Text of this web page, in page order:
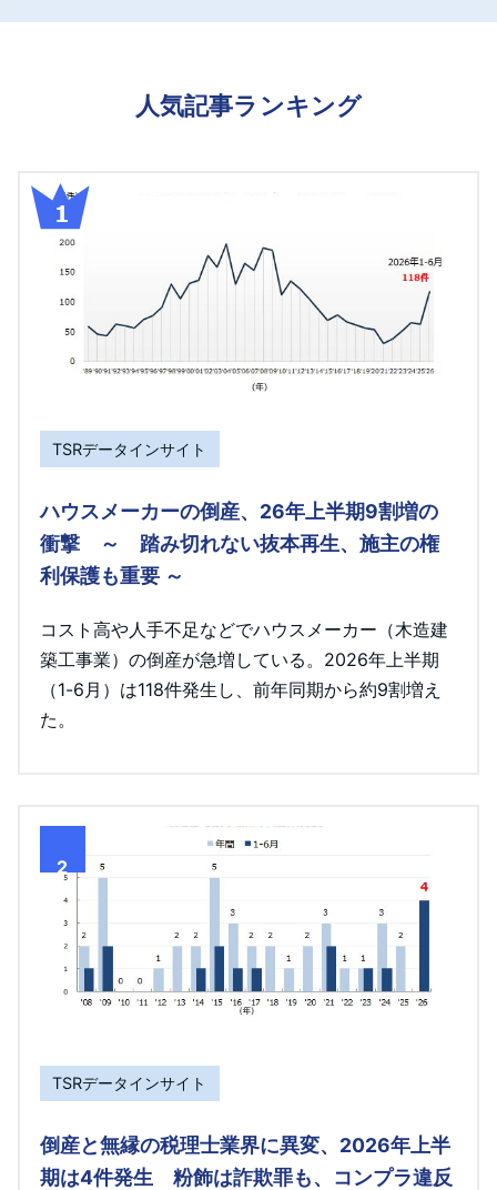
人気記事ランキング
TSRデータインサイト
ハウスメーカーの倒産、26年上半期9割増の
衝撃 ～ 踏み切れない抜本再生、施主の権
利保護も重要 ～
コスト高や人手不足などでハウスメーカー（木造建
築工事業）の倒産が急増している。2026年上半期
（1-6月）は118件発生し、前年同期から約9割増え
た。
2
TSRデータインサイト
倒産と無縁の税理士業界に異変、2026年上半
期は4件発生 粉飾は詐欺罪も、コンプラ違反